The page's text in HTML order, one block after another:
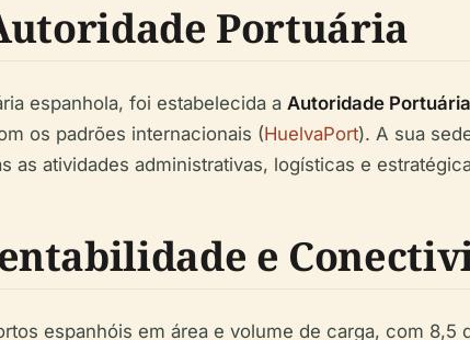
Portuária
espanhola, foi estabelecida a Autoridade
os padrões internacionais (HuelvaPort). A sua
as atividades administrativas, logísticas e
e
espanhóis em área e volume de carga, com